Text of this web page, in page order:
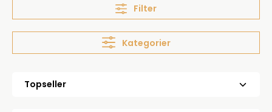
Filter
Kategorier